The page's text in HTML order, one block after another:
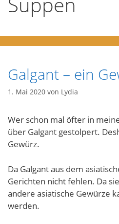
Galgant – ein
1. Mai 2020 von Lydia
Wer schon mal öfter in
über Galgant gestolpert.
Gewürz.
Da Galgant aus dem
Gerichten nicht fehlen. Da
andere asiatische Gewürze
werden.